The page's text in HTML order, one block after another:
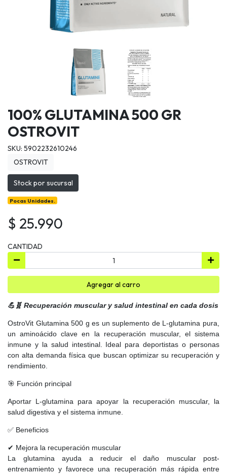
100% GLUTAMINA 500 GR
OSTROVIT
SKU: 5902232610246
OSTROVIT
Stock por sucursal
Pocas Unidades.
$ 25.990
CANTIDAD
Agregar al carro
💪🧬 Recuperación muscular y salud intestinal en cada dosis
OstroVit Glutamina 500 g es un suplemento de L-glutamina pura,
un aminoácido clave en la recuperación muscular, el sistema
inmune y la salud intestinal. Ideal para deportistas o personas
con alta demanda física que buscan optimizar su recuperación y
rendimiento.
🎯 Función principal
Aportar L-glutamina para apoyar la recuperación muscular, la
salud digestiva y el sistema inmune.
✅ Beneficios
✔ Mejora la recuperación muscular
La glutamina ayuda a reducir el daño muscular post-
entrenamiento y favorece una recuperación más rápida entre